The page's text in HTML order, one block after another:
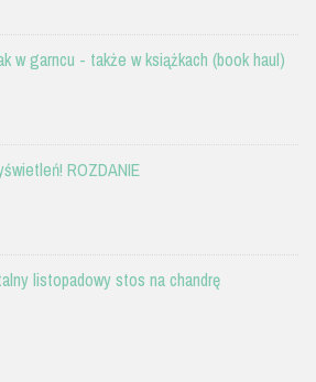
w garncu - także w książkach (book haul)
ROZDANIE
listopadowy stos na chandrę